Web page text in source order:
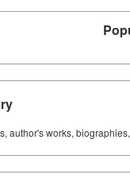
author's works,